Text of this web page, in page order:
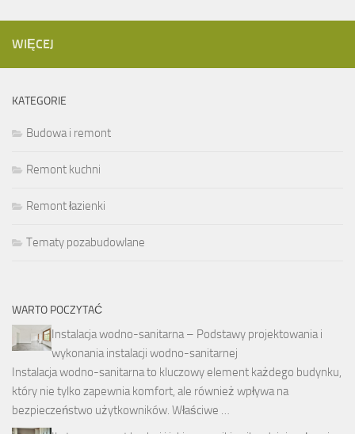
WIĘCEJ
KATEGORIE
Budowa i remont
Remont kuchni
Remont łazienki
Tematy pozabudowlane
WARTO POCZYTAĆ
Instalacja wodno-sanitarna – Podstawy projektowania i
wykonania instalacji wodno-sanitarnej
Instalacja wodno-sanitarna to kluczowy element każdego budynku,
który nie tylko zapewnia komfort, ale również wpływa na
bezpieczeństwo użytkowników. Właściwe …